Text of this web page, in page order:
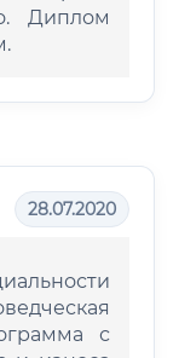
Диплом
28.07.2020
с